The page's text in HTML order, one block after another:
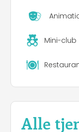
Mini-club
Alle